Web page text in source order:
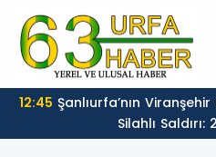
12:45
Silahlı Saldırı: